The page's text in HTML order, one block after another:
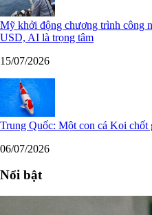
Mỹ khởi động chương trình công
USD, AI là trọng tâm
15/07/2026
Trung Quốc: Một con cá Koi chốt
06/07/2026
Nổi bật